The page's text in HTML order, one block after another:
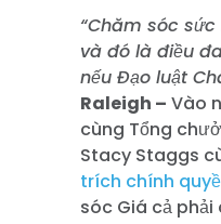
“Chăm sóc
và đó là điều
nếu Đạo luật
Raleigh – Vào
cùng Tổng
Stacy Staggs
trích chính
sóc Giá cả